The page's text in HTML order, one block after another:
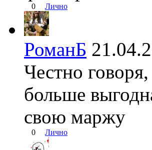
0 Лично
РоманБ
Честно
больше
свою маржу
0 Лично